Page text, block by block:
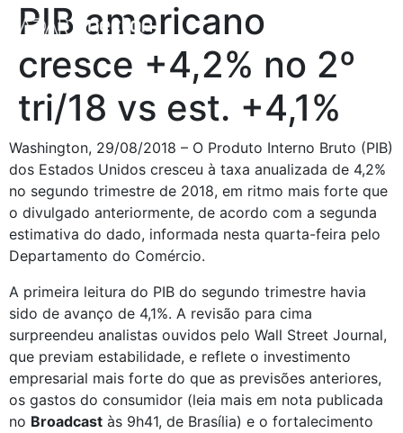
PIB americano
cresce +4,2% no 2º
tri/18 vs est. +4,1%
Washington, 29/08/2018 – O Produto Interno Bruto (PIB)
dos Estados Unidos cresceu à taxa anualizada de 4,2%
no segundo trimestre de 2018, em ritmo mais forte que
o divulgado anteriormente, de acordo com a segunda
estimativa do dado, informada nesta quarta-feira pelo
Departamento do Comércio.
A primeira leitura do PIB do segundo trimestre havia
sido de avanço de 4,1%. A revisão para cima
surpreendeu analistas ouvidos pelo Wall Street Journal,
que previam estabilidade, e reflete o investimento
empresarial mais forte do que as previsões anteriores,
os gastos do consumidor (leia mais em nota publicada
no Broadcast às 9h41, de Brasília) e o fortalecimento